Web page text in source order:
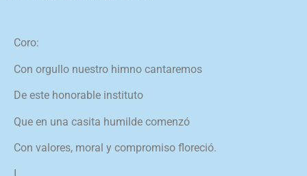
Coro:
Con orgullo nuestro himno cantaremos
De este honorable instituto
Que en una casita humilde comenzó
Con valores, moral y compromiso floreció.